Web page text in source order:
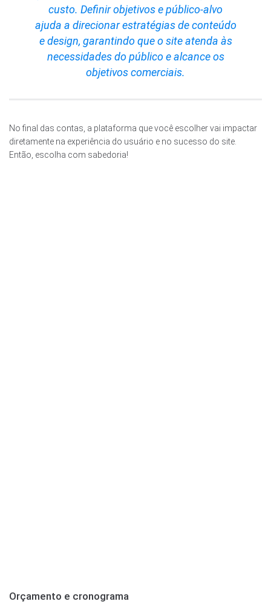
custo. Definir objetivos e público-alvo
ajuda a direcionar estratégias de conteúdo
e design, garantindo que o site atenda às
necessidades do público e alcance os
objetivos comerciais.
No final das contas, a plataforma que você escolher vai impactar
diretamente na experiência do usuário e no sucesso do site.
Então, escolha com sabedoria!
Orçamento e cronograma